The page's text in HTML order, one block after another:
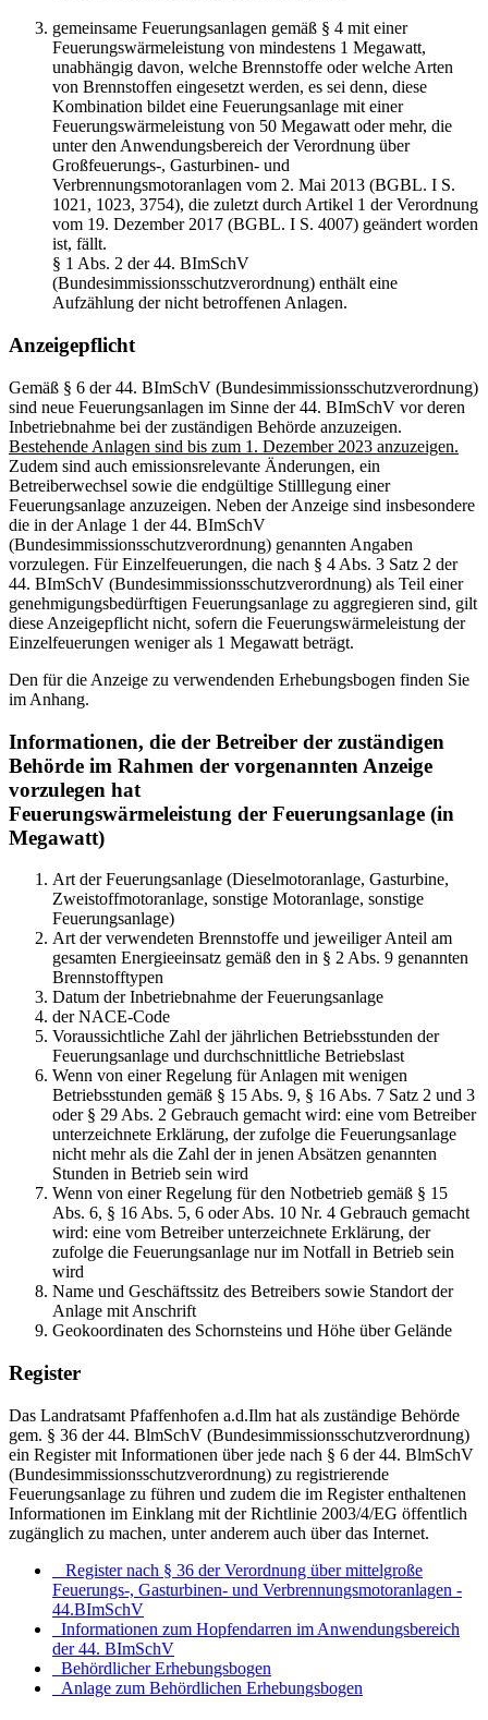
gemeinsame Feuerungsanlagen gemäß § 4 mit einer
Feuerungswärmeleistung von mindestens 1 Megawatt,
unabhängig davon, welche Brennstoffe oder welche Arten
von Brennstoffen eingesetzt werden, es sei denn, diese
Kombination bildet eine Feuerungsanlage mit einer
Feuerungswärmeleistung von 50 Megawatt oder mehr, die
unter den Anwendungsbereich der Verordnung über
Großfeuerungs-, Gasturbinen- und
Verbrennungsmotoranlagen vom 2. Mai 2013 (BGBL. I S.
1021, 1023, 3754), die zuletzt durch Artikel 1 der Verordnung
vom 19. Dezember 2017 (BGBL. I S. 4007) geändert worden
ist, fällt.
§ 1 Abs. 2 der 44. BImSchV
(Bundesimmissionsschutzverordnung) enthält eine
Aufzählung der nicht betroffenen Anlagen.
Anzeigepflicht
Gemäß § 6 der 44. BImSchV (Bundesimmissionsschutzverordnung)
sind neue Feuerungsanlagen im Sinne der 44. BImSchV vor deren
Inbetriebnahme bei der zuständigen Behörde anzuzeigen.
Bestehende Anlagen sind bis zum 1. Dezember 2023 anzuzeigen.
Zudem sind auch emissionsrelevante Änderungen, ein
Betreiberwechsel sowie die endgültige Stilllegung einer
Feuerungsanlage anzuzeigen. Neben der Anzeige sind insbesondere
die in der Anlage 1 der 44. BImSchV
(Bundesimmissionsschutzverordnung) genannten Angaben
vorzulegen. Für Einzelfeuerungen, die nach § 4 Abs. 3 Satz 2 der
44. BImSchV (Bundesimmissionsschutzverordnung) als Teil einer
genehmigungsbedürftigen Feuerungsanlage zu aggregieren sind, gilt
diese Anzeigepflicht nicht, sofern die Feuerungswärmeleistung der
Einzelfeuerungen weniger als 1 Megawatt beträgt.
Den für die Anzeige zu verwendenden Erhebungsbogen finden Sie
im Anhang.
Informationen, die der Betreiber der zuständigen
Behörde im Rahmen der vorgenannten Anzeige
vorzulegen hat
Feuerungswärmeleistung der Feuerungsanlage (in
Megawatt)
Art der Feuerungsanlage (Dieselmotoranlage, Gasturbine,
Zweistoffmotoranlage, sonstige Motoranlage, sonstige
Feuerungsanlage)
Art der verwendeten Brennstoffe und jeweiliger Anteil am
gesamten Energieeinsatz gemäß den in § 2 Abs. 9 genannten
Brennstofftypen
Datum der Inbetriebnahme der Feuerungsanlage
der NACE-Code
Voraussichtliche Zahl der jährlichen Betriebsstunden der
Feuerungsanlage und durchschnittliche Betriebslast
Wenn von einer Regelung für Anlagen mit wenigen
Betriebsstunden gemäß § 15 Abs. 9, § 16 Abs. 7 Satz 2 und 3
oder § 29 Abs. 2 Gebrauch gemacht wird: eine vom Betreiber
unterzeichnete Erklärung, der zufolge die Feuerungsanlage
nicht mehr als die Zahl der in jenen Absätzen genannten
Stunden in Betrieb sein wird
Wenn von einer Regelung für den Notbetrieb gemäß § 15
Abs. 6, § 16 Abs. 5, 6 oder Abs. 10 Nr. 4 Gebrauch gemacht
wird: eine vom Betreiber unterzeichnete Erklärung, der
zufolge die Feuerungsanlage nur im Notfall in Betrieb sein
wird
Name und Geschäftssitz des Betreibers sowie Standort der
Anlage mit Anschrift
Geokoordinaten des Schornsteins und Höhe über Gelände
Register
Das Landratsamt Pfaffenhofen a.d.Ilm hat als zuständige Behörde
gem. § 36 der 44. BlmSchV (Bundesimmissionsschutzverordnung)
ein Register mit Informationen über jede nach § 6 der 44. BlmSchV
(Bundesimmissionsschutzverordnung) zu registrierende
Feuerungsanlage zu führen und zudem die im Register enthaltenen
Informationen im Einklang mit der Richtlinie 2003/4/EG öffentlich
zugänglich zu machen, unter anderem auch über das Internet.
Register nach § 36 der Verordnung über mittelgroße
Feuerungs-, Gasturbinen- und Verbrennungsmotoranlagen -
44.BImSchV
Informationen zum Hopfendarren im Anwendungsbereich
der 44. BImSchV
Behördlicher Erhebungsbogen
Anlage zum Behördlichen Erhebungsbogen